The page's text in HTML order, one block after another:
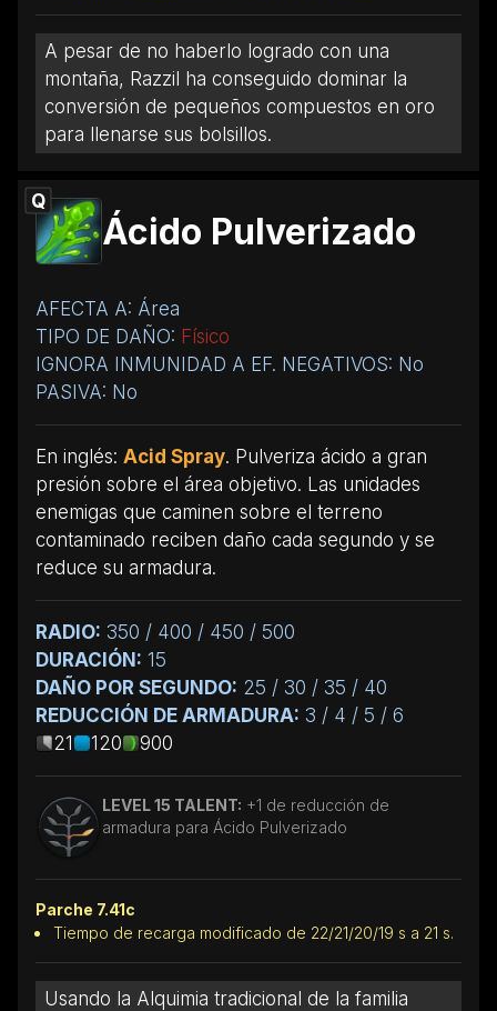
A pesar de no haberlo logrado con una
montaña, Razzil ha conseguido dominar la
conversión de pequeños compuestos en oro
para llenarse sus bolsillos.
Q
Ácido Pulverizado
AFECTA A: Área
TIPO DE DAÑO: Físico
IGNORA INMUNIDAD A EF. NEGATIVOS: No
PASIVA: No
En inglés: Acid Spray. Pulveriza ácido a gran
presión sobre el área objetivo. Las unidades
enemigas que caminen sobre el terreno
contaminado reciben daño cada segundo y se
reduce su armadura.
RADIO: 350 / 400 / 450 / 500
DURACIÓN: 15
DAÑO POR SEGUNDO: 25 / 30 / 35 / 40
REDUCCIÓN DE ARMADURA: 3 / 4 / 5 / 6
21
120 900
LEVEL 15 TALENT: +1 de reducción de
armadura para Ácido Pulverizado
Parche 7.41c
Tiempo de recarga modificado de 22/21/20/19 s a 21 s.
Usando la Alquimia tradicional de la familia